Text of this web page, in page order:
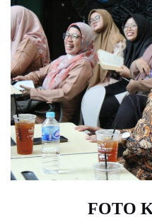
FOTO